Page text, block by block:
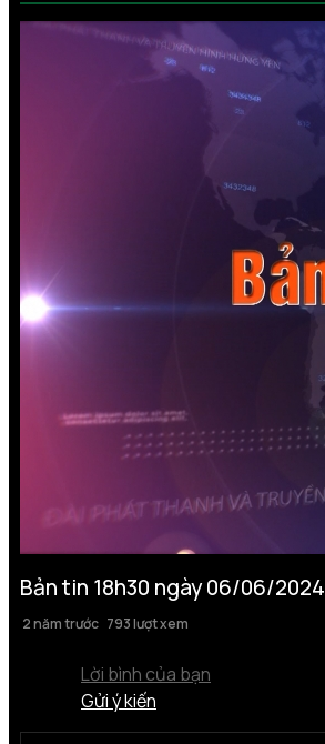
Bản tin 18h30 ngày 06/06/2024
2 năm trước 793 lượt xem
Lời bình của bạn
Gửi ý kiến